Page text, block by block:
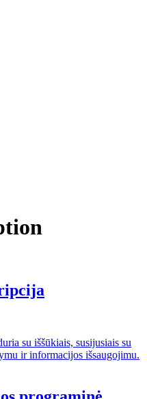
su iššūkiais, susijusiais su
ir informacijos išsaugojimu.